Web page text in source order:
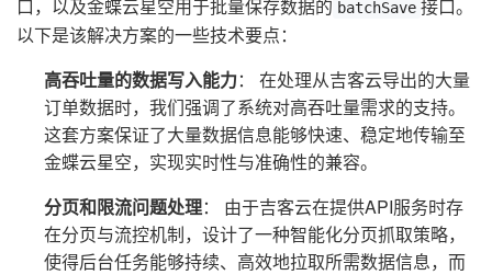
口，以及金蝶云星空用于批量保存数据的 batchSave 接口。
以下是该解决方案的一些技术要点：
高吞吐量的数据写入能力： 在处理从吉客云导出的大量
订单数据时，我们强调了系统对高吞吐量需求的支持。
这套方案保证了大量数据信息能够快速、稳定地传输至
金蝶云星空，实现实时性与准确性的兼容。
分页和限流问题处理： 由于吉客云在提供API服务时存
在分页与流控机制，设计了一种智能化分页抓取策略，
使得后台任务能够持续、高效地拉取所需数据信息，而